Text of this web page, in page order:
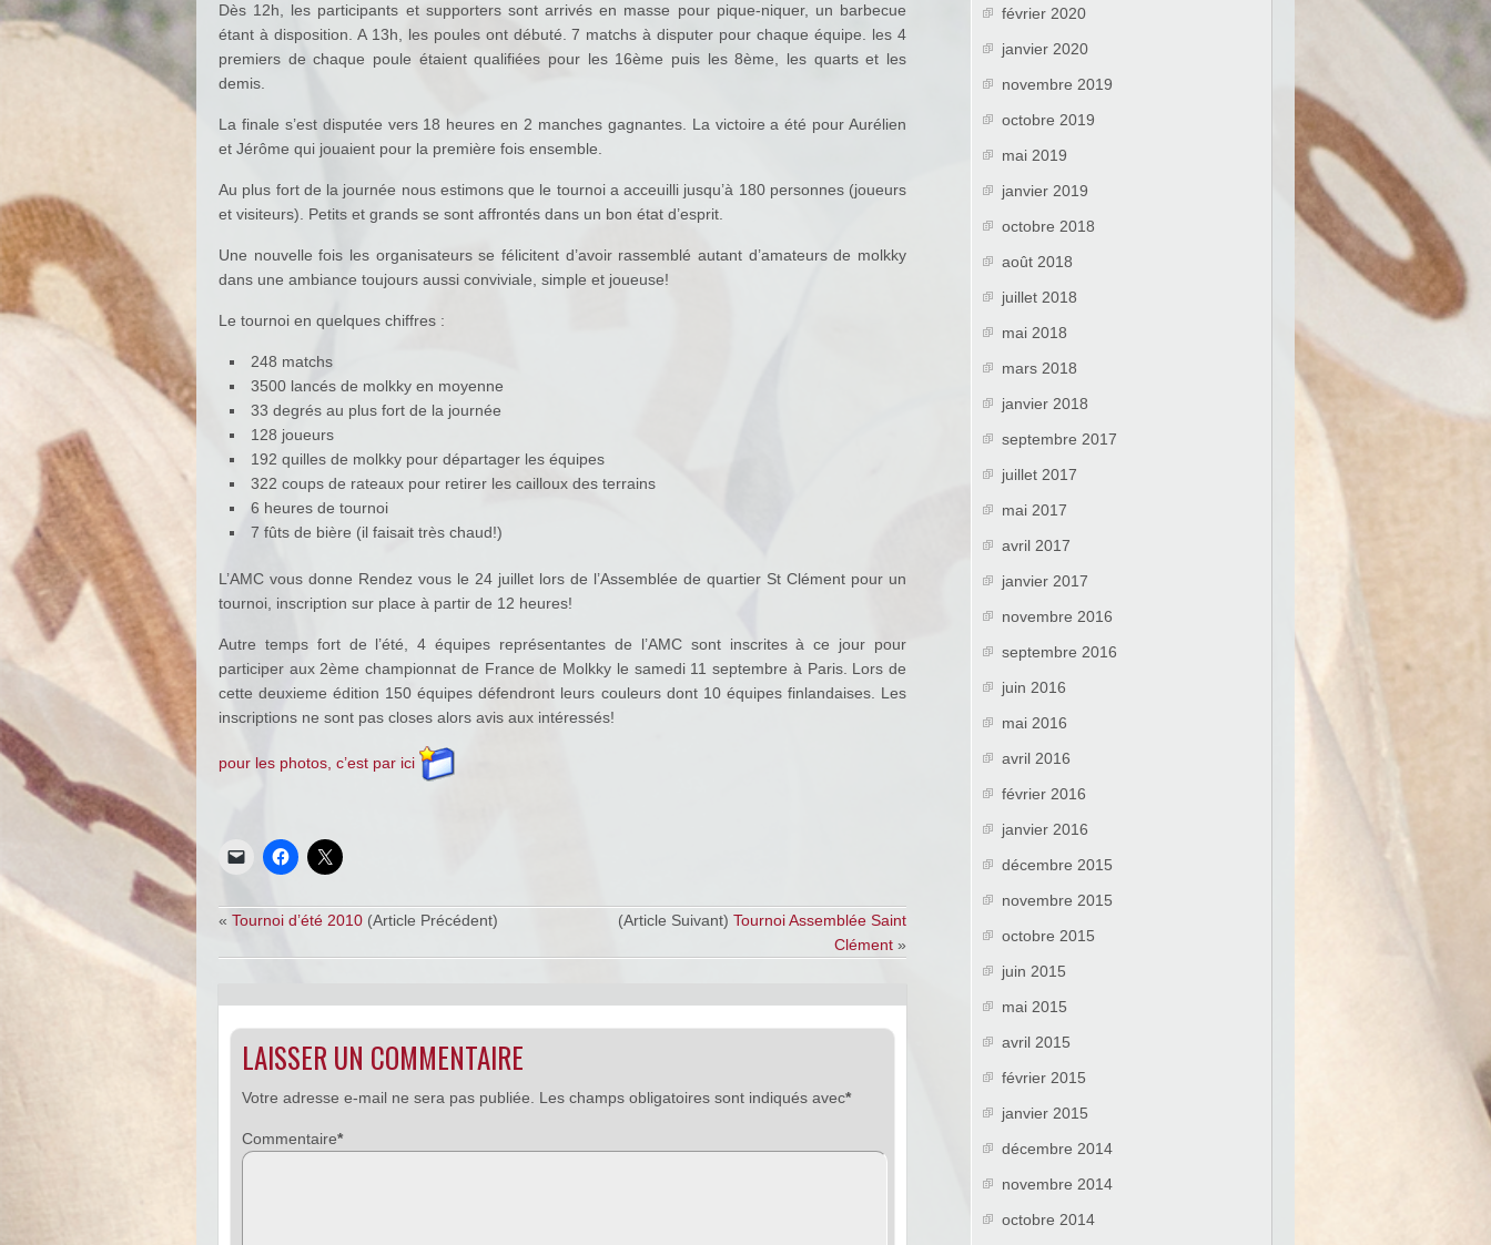
Dès 12h, les participants et supporters sont arrivés en masse pour pique-niquer, un barbecue
étant à disposition. A 13h, les poules ont débuté. 7 matchs à disputer pour chaque équipe. les 4
premiers de chaque poule étaient qualifiées pour les 16ème puis les 8ème, les quarts et les
demis.
La finale s’est disputée vers 18 heures en 2 manches gagnantes. La victoire a été pour Aurélien
et Jérôme qui jouaient pour la première fois ensemble.
Au plus fort de la journée nous estimons que le tournoi a acceuilli jusqu’à 180 personnes (joueurs
et visiteurs). Petits et grands se sont affrontés dans un bon état d’esprit.
Une nouvelle fois les organisateurs se félicitent d’avoir rassemblé autant d’amateurs de molkky
dans une ambiance toujours aussi conviviale, simple et joueuse!
Le tournoi en quelques chiffres :
248 matchs
3500 lancés de molkky en moyenne
33 degrés au plus fort de la journée
128 joueurs
192 quilles de molkky pour départager les équipes
322 coups de rateaux pour retirer les cailloux des terrains
6 heures de tournoi
7 fûts de bière (il faisait très chaud!)
L’AMC vous donne Rendez vous le 24 juillet lors de l’Assemblée de quartier St Clément pour un
tournoi, inscription sur place à partir de 12 heures!
Autre temps fort de l’été, 4 équipes représentantes de l’AMC sont inscrites à ce jour pour
participer aux 2ème championnat de France de Molkky le samedi 11 septembre à Paris. Lors de
cette deuxieme édition 150 équipes défendront leurs couleurs dont 10 équipes finlandaises. Les
inscriptions ne sont pas closes alors avis aux intéressés!
pour les photos, c’est par ici
« Tournoi d’été 2010 (Article Précédent) (Article Suivant) Tournoi Assemblée Saint
Clément »
LAISSER UN COMMENTAIRE
Votre adresse e-mail ne sera pas publiée. Les champs obligatoires sont indiqués avec*
Commentaire*
février 2020
janvier 2020
novembre 2019
octobre 2019
mai 2019
janvier 2019
octobre 2018
août 2018
juillet 2018
mai 2018
mars 2018
janvier 2018
septembre 2017
juillet 2017
mai 2017
avril 2017
janvier 2017
novembre 2016
septembre 2016
juin 2016
mai 2016
avril 2016
février 2016
janvier 2016
décembre 2015
novembre 2015
octobre 2015
juin 2015
mai 2015
avril 2015
février 2015
janvier 2015
décembre 2014
novembre 2014
octobre 2014